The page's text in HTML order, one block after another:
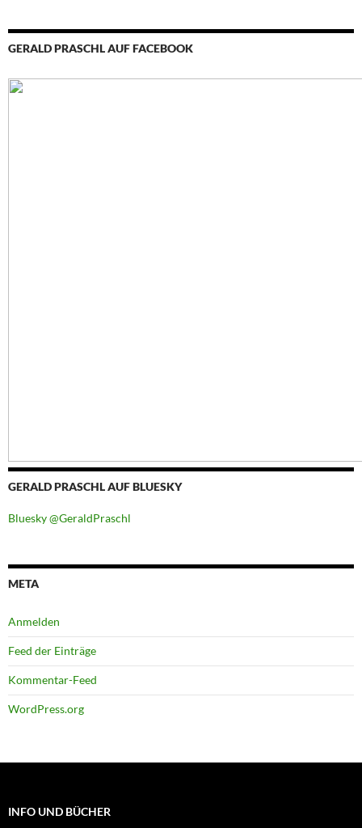
GERALD PRASCHL AUF FACEBOOK
GERALD PRASCHL AUF BLUESKY
Bluesky @GeraldPraschl
META
Anmelden
Feed der Einträge
Kommentar-Feed
WordPress.org
INFO UND BÜCHER